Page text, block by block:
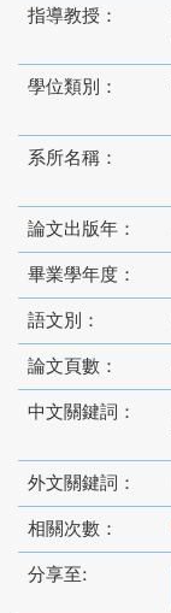
指導教授：
學位類別：
系所名稱：
論文出版年：
畢業學年度：
語文別：
論文頁數：
中文關鍵詞：
外文關鍵詞：
相關次數：
分享至: